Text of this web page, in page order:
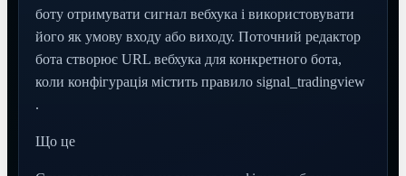
боту отримувати сигнал вебхука і використовувати
його як умову входу або виходу. Поточний редактор
бота створює URL вебхука для конкретного бота,
коли конфігурація містить правило signal_tradingview
.
Що це